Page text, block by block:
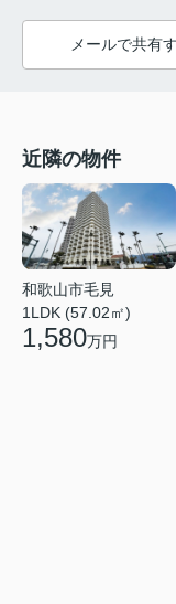
メールで共有
近隣の物件
和歌山市毛見
1LDK (57.02㎡)
1,580万円